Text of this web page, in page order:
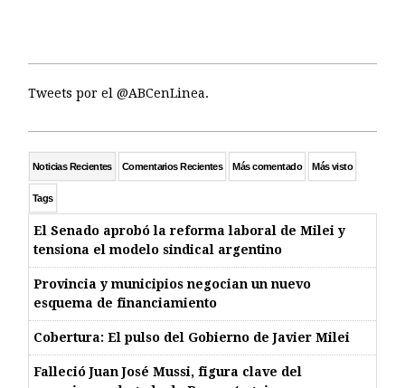
Tweets por el @ABCenLinea.
Noticias Recientes Comentarios Recientes Más comentado Más visto
Tags
El Senado aprobó la reforma laboral de Milei y
tensiona el modelo sindical argentino
Provincia y municipios negocian un nuevo
esquema de financiamiento
Cobertura: El pulso del Gobierno de Javier Milei
Falleció Juan José Mussi, figura clave del